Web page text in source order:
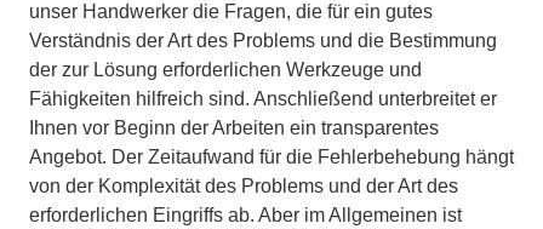
unser Handwerker die Fragen, die für ein gutes
Verständnis der Art des Problems und die Bestimmung
der zur Lösung erforderlichen Werkzeuge und
Fähigkeiten hilfreich sind. Anschließend unterbreitet er
Ihnen vor Beginn der Arbeiten ein transparentes
Angebot. Der Zeitaufwand für die Fehlerbehebung hängt
von der Komplexität des Problems und der Art des
erforderlichen Eingriffs ab. Aber im Allgemeinen ist